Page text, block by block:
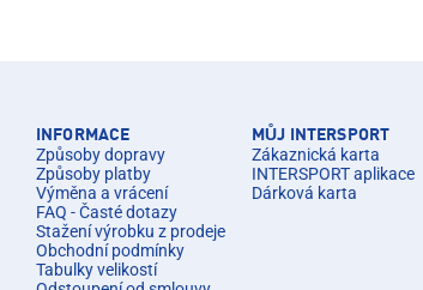
INFORMACE
Způsoby dopravy
Způsoby platby
Výměna a vrácení
FAQ - Časté dotazy
Stažení výrobku z prodeje
Obchodní podmínky
Tabulky velikostí
MŮJ INTERSPORT
Zákaznická karta
INTERSPORT aplikace
Dárková karta